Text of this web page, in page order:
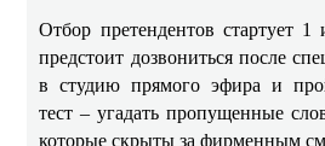
Отбор претендентов стартует
предстоит дозвониться после
в студию прямого эфира и
тест – угадать пропущенные
которые скрыты за фирменным